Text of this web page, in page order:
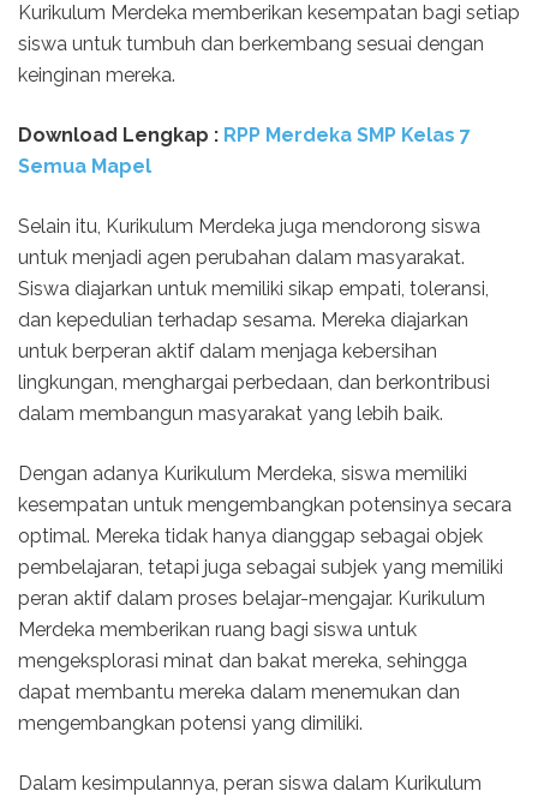
Kurikulum Merdeka memberikan kesempatan bagi setiap
siswa untuk tumbuh dan berkembang sesuai dengan
keinginan mereka.
Download Lengkap : RPP Merdeka SMP Kelas 7
Semua Mapel
Selain itu, Kurikulum Merdeka juga mendorong siswa
untuk menjadi agen perubahan dalam masyarakat.
Siswa diajarkan untuk memiliki sikap empati, toleransi,
dan kepedulian terhadap sesama. Mereka diajarkan
untuk berperan aktif dalam menjaga kebersihan
lingkungan, menghargai perbedaan, dan berkontribusi
dalam membangun masyarakat yang lebih baik.
Dengan adanya Kurikulum Merdeka, siswa memiliki
kesempatan untuk mengembangkan potensinya secara
optimal. Mereka tidak hanya dianggap sebagai objek
pembelajaran, tetapi juga sebagai subjek yang memiliki
peran aktif dalam proses belajar-mengajar. Kurikulum
Merdeka memberikan ruang bagi siswa untuk
mengeksplorasi minat dan bakat mereka, sehingga
dapat membantu mereka dalam menemukan dan
mengembangkan potensi yang dimiliki.
Dalam kesimpulannya, peran siswa dalam Kurikulum